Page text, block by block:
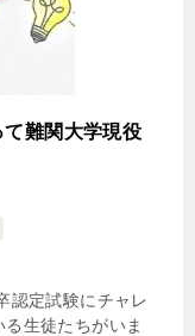
難関大学現役
認定試験にチャレ
生徒たちがいま